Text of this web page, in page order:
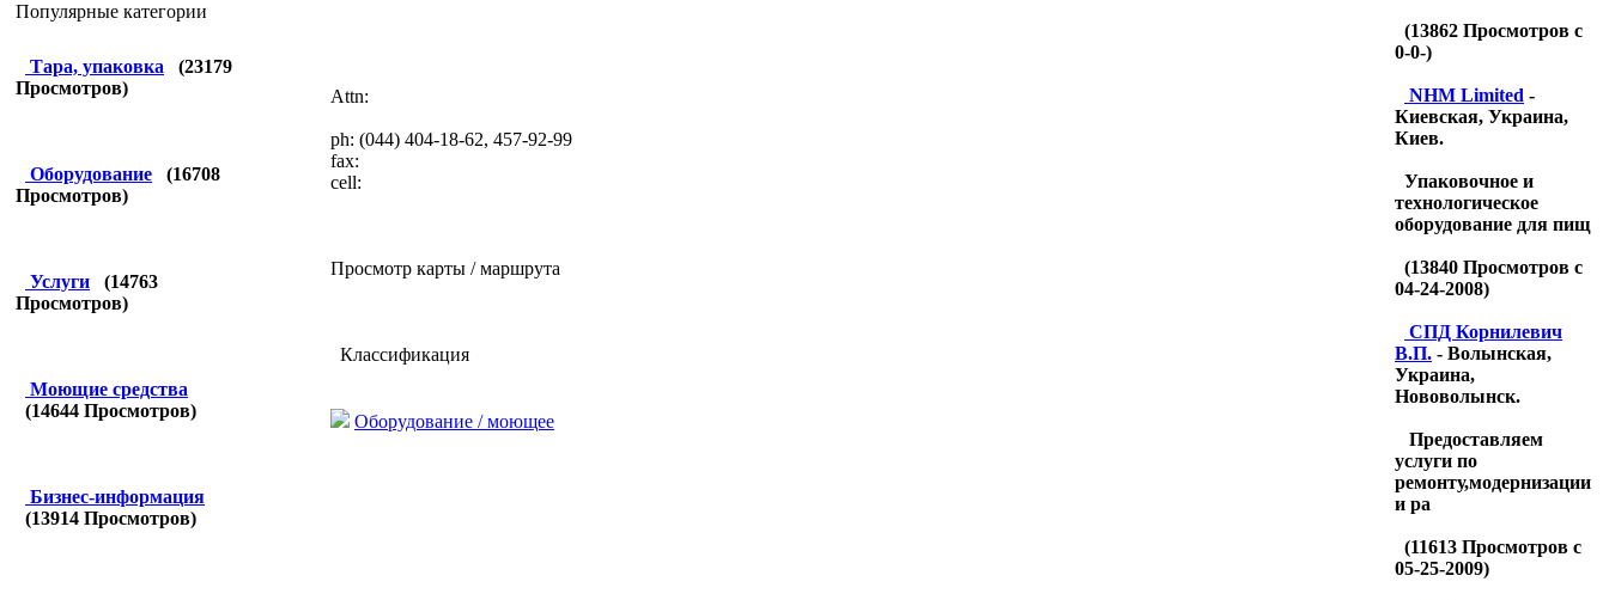
Популярные категории
Тара, упаковка (23179
Просмотров)
Оборудование (16708
Просмотров)
Услуги (14763
Просмотров)
Моющие средства
(14644 Просмотров)
Бизнес-информация
(13914 Просмотров)
Attn:
ph: (044) 404-18-62, 457-92-99
fax:
cell:
Просмотр карты / маршрута
Классификация
Оборудование / моющее
(13862 Просмотров с
0-0-)
NHM Limited -
Киевская, Украина,
Киев.
Упаковочное и
технологическое
оборудование для пищ
(13840 Просмотров с
04-24-2008)
CПД Корнилевич
В.П. - Волынская,
Украина,
Нововолынск.
Предоставляем
услуги по
ремонту,модернизации
и ра
(11613 Просмотров с
05-25-2009)